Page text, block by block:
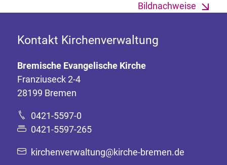
Bildnachweise
Kontakt Kirchenverwaltung
Bremische Evangelische Kirche
Franziuseck 2-4
28199 Bremen
0421-5597-0
0421-5597-265
kirchenverwaltung@kirche-bremen.de